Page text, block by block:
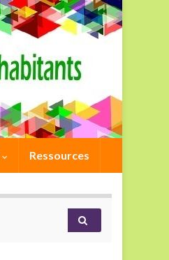
Ressources